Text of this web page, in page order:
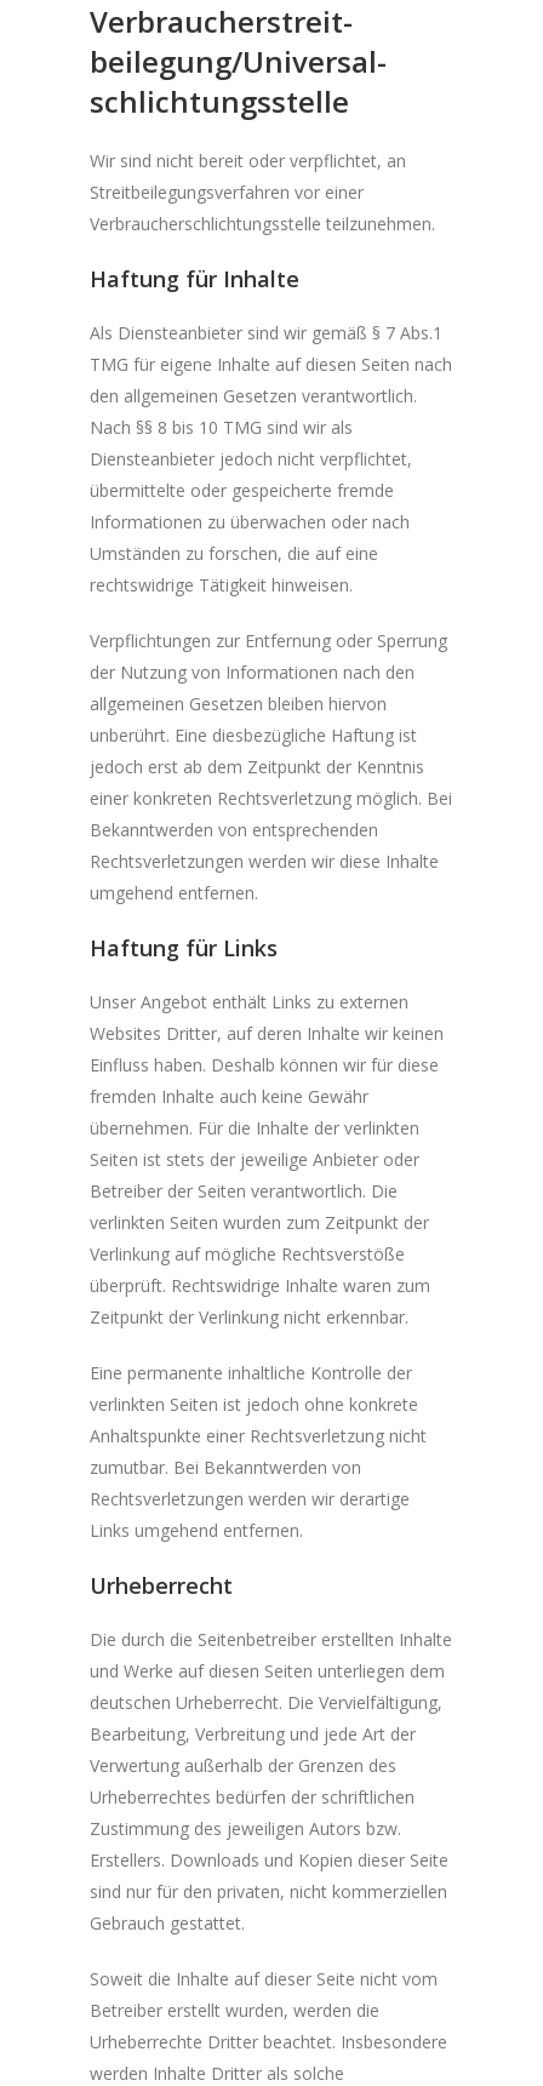
Verbraucher­streit­
beilegung/Universal­
schlichtungs­stelle
Wir sind nicht bereit oder verpflichtet, an
Streitbeilegungsverfahren vor einer
Verbraucherschlichtungsstelle teilzunehmen.
Haftung für Inhalte
Als Diensteanbieter sind wir gemäß § 7 Abs.1
TMG für eigene Inhalte auf diesen Seiten nach
den allgemeinen Gesetzen verantwortlich.
Nach §§ 8 bis 10 TMG sind wir als
Diensteanbieter jedoch nicht verpflichtet,
übermittelte oder gespeicherte fremde
Informationen zu überwachen oder nach
Umständen zu forschen, die auf eine
rechtswidrige Tätigkeit hinweisen.
Verpflichtungen zur Entfernung oder Sperrung
der Nutzung von Informationen nach den
allgemeinen Gesetzen bleiben hiervon
unberührt. Eine diesbezügliche Haftung ist
jedoch erst ab dem Zeitpunkt der Kenntnis
einer konkreten Rechtsverletzung möglich. Bei
Bekanntwerden von entsprechenden
Rechtsverletzungen werden wir diese Inhalte
umgehend entfernen.
Haftung für Links
Unser Angebot enthält Links zu externen
Websites Dritter, auf deren Inhalte wir keinen
Einfluss haben. Deshalb können wir für diese
fremden Inhalte auch keine Gewähr
übernehmen. Für die Inhalte der verlinkten
Seiten ist stets der jeweilige Anbieter oder
Betreiber der Seiten verantwortlich. Die
verlinkten Seiten wurden zum Zeitpunkt der
Verlinkung auf mögliche Rechtsverstöße
überprüft. Rechtswidrige Inhalte waren zum
Zeitpunkt der Verlinkung nicht erkennbar.
Eine permanente inhaltliche Kontrolle der
verlinkten Seiten ist jedoch ohne konkrete
Anhaltspunkte einer Rechtsverletzung nicht
zumutbar. Bei Bekanntwerden von
Rechtsverletzungen werden wir derartige
Links umgehend entfernen.
Urheberrecht
Die durch die Seitenbetreiber erstellten Inhalte
und Werke auf diesen Seiten unterliegen dem
deutschen Urheberrecht. Die Vervielfältigung,
Bearbeitung, Verbreitung und jede Art der
Verwertung außerhalb der Grenzen des
Urheberrechtes bedürfen der schriftlichen
Zustimmung des jeweiligen Autors bzw.
Erstellers. Downloads und Kopien dieser Seite
sind nur für den privaten, nicht kommerziellen
Gebrauch gestattet.
Soweit die Inhalte auf dieser Seite nicht vom
Betreiber erstellt wurden, werden die
Urheberrechte Dritter beachtet. Insbesondere
werden Inhalte Dritter als solche